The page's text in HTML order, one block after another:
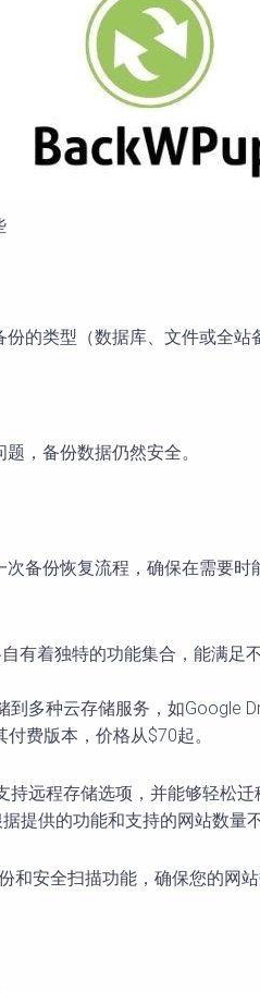
的类型（数据库、文件或全站
，备份数据仍然安全。
备份恢复流程，确保在需要时
有着独特的功能集合，能满足
多种云存储服务，如Google
费版本，价格从$70起。
远程存储选项，并能够轻松
提供的功能和支持的网站数量
安全扫描功能，确保您的网